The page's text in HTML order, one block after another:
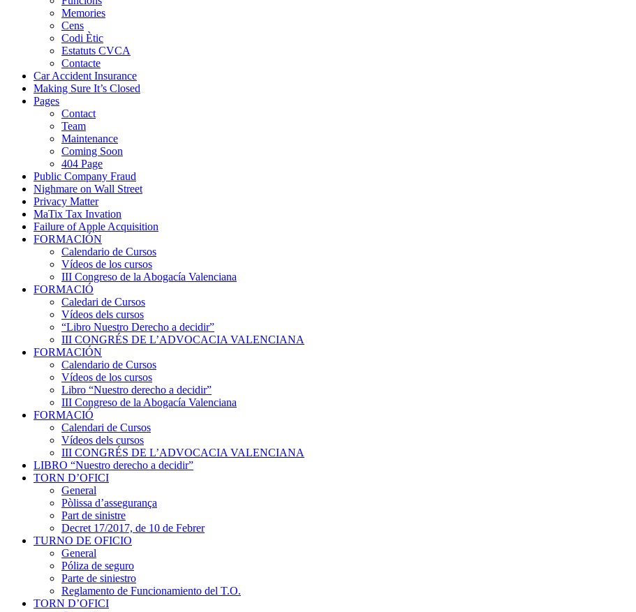
Memories
Cens
Codi Ètic
Estatuts CVCA
Contacte
Car Accident Insurance
Making Sure It’s Closed
Pages
Contact
Team
Maintenance
Coming Soon
404 Page
Public Company Fraud
Nighmare on Wall Street
Privacy Matter
MaTix Tax Invation
Failure of Apple Acquisition
FORMACIÓN
Calendario de Cursos
Vídeos de los cursos
III Congreso de la Abogacía Valenciana
FORMACIÓ
Caledari de Cursos
Vídeos dels cursos
“Libro Nuestro Derecho a decidir”
III CONGRÉS DE L’ADVOCACIA VALENCIANA
FORMACIÓN
Calendario de Cursos
Vídeos de los cursos
Libro “Nuestro derecho a decidir”
III Congreso de la Abogacía Valenciana
FORMACIÓ
Calendari de Cursos
Vídeos dels cursos
III CONGRÉS DE L’ADVOCACIA VALENCIANA
LIBRO “Nuestro derecho a decidir”
TORN D’OFICI
General
Pòlissa d’assegurança
Part de sinistre
Decret 17/2017, de 10 de Febrer
TURNO DE OFICIO
General
Póliza de seguro
Parte de siniestro
Reglamento de Funcionamiento del T.O.
TORN D’OFICI